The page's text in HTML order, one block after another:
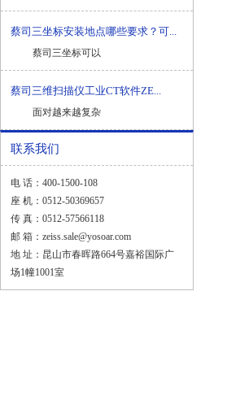
蔡司三坐标安装地点哪些要求？可...
蔡司三坐标可以
蔡司三维扫描仪工业CT软件ZE...
面对越来越复杂
联系我们
电 话：400-1500-108
座 机：0512-50369657
传 真：0512-57566118
邮 箱：zeiss.sale@yosoar.com
地 址：昆山市春晖路664号嘉裕国际广
场1幢1001室